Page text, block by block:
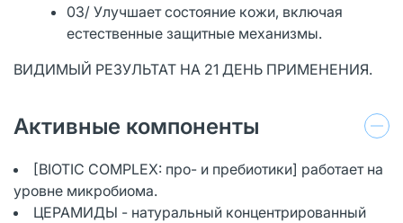
03/ Улучшает состояние кожи, включая
естественные защитные механизмы.
ВИДИМЫЙ РЕЗУЛЬТАТ НА 21 ДЕНЬ ПРИМЕНЕНИЯ.
Активные компоненты
[BIOTIC COMPLEX: про- и пребиотики] работает на
уровне микробиома.
ЦЕРАМИДЫ - натуральный концентрированный